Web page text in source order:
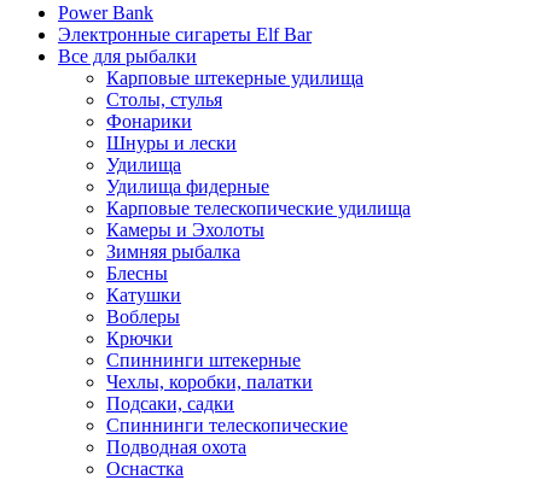
Power Bank
Электронные сигареты Elf Bar
Все для рыбалки
Карповые штекерные удилища
Столы, стулья
Фонарики
Шнуры и лески
Удилища
Удилища фидерные
Карповые телескопические удилища
Камеры и Эхолоты
Зимняя рыбалка
Блесны
Катушки
Воблеры
Крючки
Спиннинги штекерные
Чехлы, коробки, палатки
Подсаки, садки
Спиннинги телескопические
Подводная охота
Оснастка